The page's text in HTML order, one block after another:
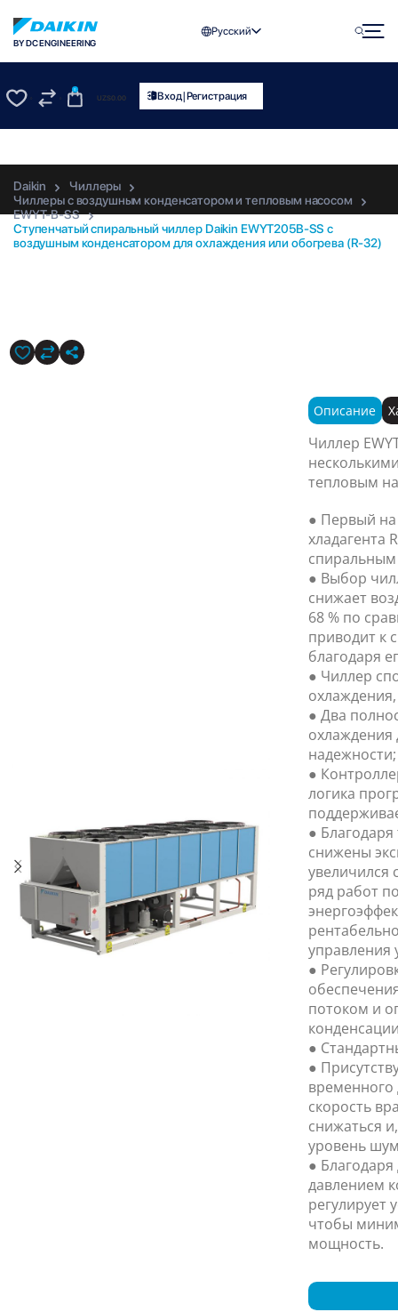
BY DC ENGINEERING
Русский
0
UZS0.00 Вход|Регистрация
Daikin
Чиллеры
Чиллеры с воздушным конденсатором и тепловым насосом
EWYT-B-SS
Ступенчатый спиральный чиллер Daikin EWYT205B-SS с
воздушным конденсатором для охлаждения или обогрева (R-32)
Описание
Чиллер
тепловым
● Первый
хладагента
● Выбор
снижает
68 % по
приводит к
благодаря
● Чиллер
● Два
охлаждения
надежности;
●
логика
●
снижены
увеличился
ряд работ
управления
●
потоком и
●
●
временного
скорость
снижаться
уровень
●
давлением
регулирует
чтобы
мощность.